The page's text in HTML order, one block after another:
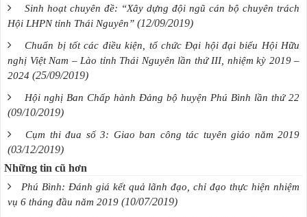
Sinh hoạt chuyên đề: “Xây dựng đội ngũ cán bộ chuyên trách
Hội LHPN tỉnh Thái Nguyên” (12/09/2019)
Chuẩn bị tốt các điều kiện, tổ chức Đại hội đại biểu Hội Hữu
nghị Việt Nam – Lào tỉnh Thái Nguyên lần thứ III, nhiệm kỳ 2019 –
2024 (25/09/2019)
Hội nghị Ban Chấp hành Đảng bộ huyện Phú Bình lần thứ 22
(09/10/2019)
Cụm thi đua số 3: Giao ban công tác tuyên giáo năm 2019
(03/12/2019)
Những tin cũ hơn
Phú Bình: Đánh giá kết quả lãnh đạo, chỉ đạo thực hiện nhiệm
vụ 6 tháng đầu năm 2019 (10/07/2019)